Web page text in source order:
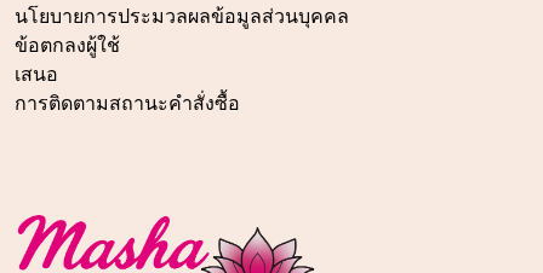
นโยบายการประมวลผลข้อมูลส่วนบุคคล
ข้อตกลงผู้ใช้
เสนอ
การติดตามสถานะคำสั่งซื้อ